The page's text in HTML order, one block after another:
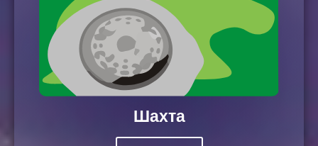
Шахта